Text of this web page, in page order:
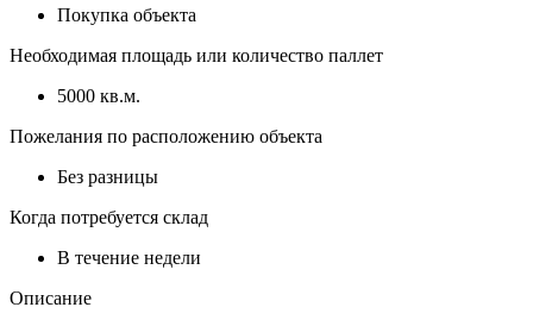
Покупка объекта
Необходимая площадь или количество паллет
5000 кв.м.
Пожелания по расположению объекта
Без разницы
Когда потребуется склад
В течение недели
Описание